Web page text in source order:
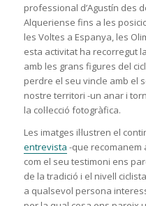
professional d’Agustín des
Alqueriense fins a les
les Voltes a Espanya, les
esta activitat ha recorregut
amb les grans figures del
perdre el seu vincle amb el
nostre territori -un anar i
la col·lecció fotogràfica.
Les imatges il·lustren el
entrevista -que recomanem
com el seu testimoni ens
de la tradició i el nivell
a qualsevol persona